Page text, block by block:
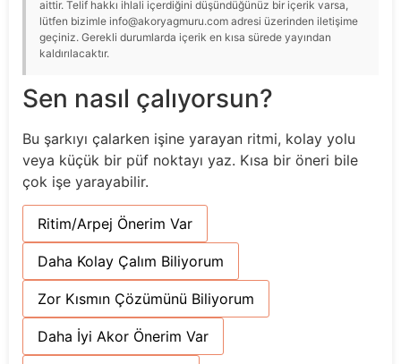
aittir. Telif hakkı ihlali içerdiğini düşündüğünüz bir içerik varsa,
lütfen bizimle info@akoryagmuru.com adresi üzerinden iletişime
geçiniz. Gerekli durumlarda içerik en kısa sürede yayından
kaldırılacaktır.
Sen nasıl çalıyorsun?
Bu şarkıyı çalarken işine yarayan ritmi, kolay yolu
veya küçük bir püf noktayı yaz. Kısa bir öneri bile
çok işe yarayabilir.
Ritim/Arpej Önerim Var
Daha Kolay Çalım Biliyorum
Zor Kısmın Çözümünü Biliyorum
Daha İyi Akor Önerim Var